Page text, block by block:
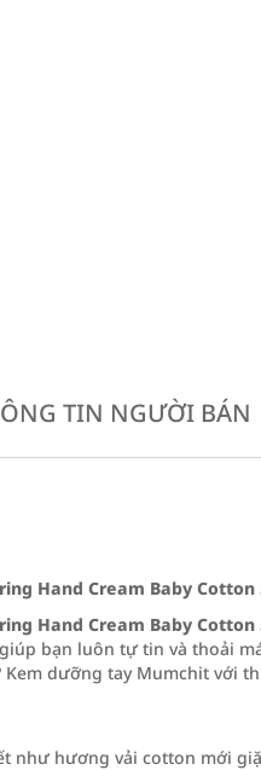
TIN NGƯỜI BÁN
Hand Cream Baby Cotton
Hand Cream Baby Cotton
bạn luôn tự tin và thoải
dưỡng tay Mumchit với
như hương vải cotton mới